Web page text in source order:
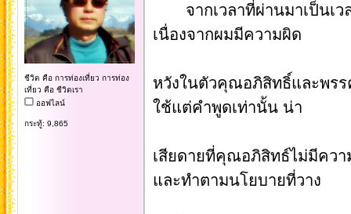
ชีวิต คือ การท่องเที่ยว การท่อง
เที่ยว คือ ชีวิตเรา
ออฟไลน์
กระทู้: 9,865
จากเวลาที่ผ่านมาเป็นเวล
เนื่องจากผมมีความผิด
หวังในตัวคุณอภิสิทธิ์และพร
ใช้แต่คำพูดเท่านั้น น่า
เสียดายที่คุณอภิสิทธ์ไม่มีคว
และทำตามนโยบายที่วาง